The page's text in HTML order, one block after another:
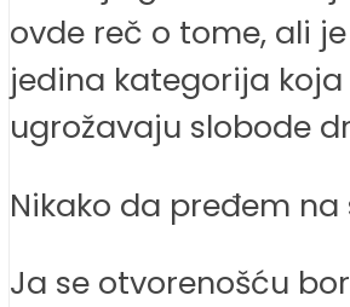
ovde reč o tome, ali
jedina kategorija
ugrožavaju slobode
Nikako da pređem na
Ja se otvorenošću